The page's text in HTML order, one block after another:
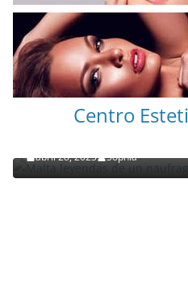
Centro
abril 28, 2023 Sophia